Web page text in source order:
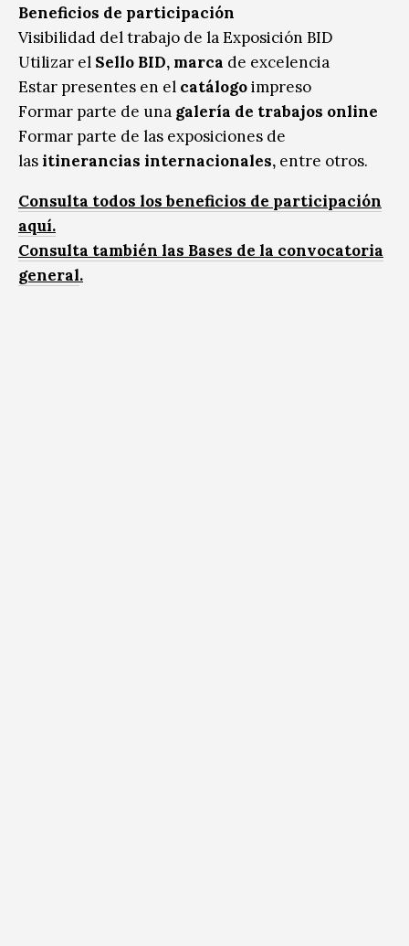
Beneficios de participación
Visibilidad del trabajo de la Exposición BID
Utilizar el Sello BID, marca de excelencia
Estar presentes en el catálogoimpreso
Formar parte de una galería de trabajos online
Formar parte de las exposiciones de
lasitinerancias internacionales, entre otros.
Consulta todos los beneficios de participación
aquí.
Consulta también las Bases de la convocatoria
general.